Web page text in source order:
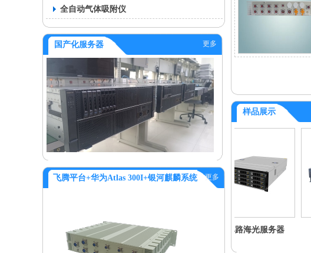
全自动气体吸附仪
国产化服务器 更多
飞腾平台+华为Atlas 300I+银河麒麟系统 更多
样品展示
2U前出线工控机 2U图形工作站 3U单路海光服务器